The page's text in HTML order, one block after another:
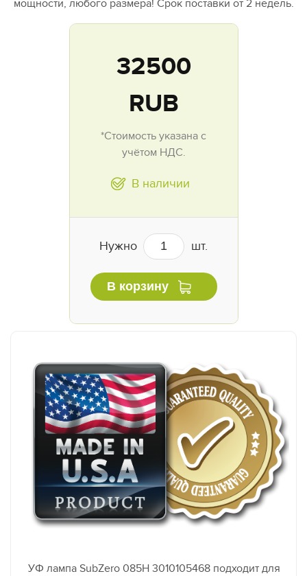
мощности, любого размера! Срок поставки от 2 недель.
32500
RUB
*Стоимость указана с
учётом НДС.
В наличии
Нужно шт.
В корзину
УФ лампа SubZero 085H 3010105468 подходит для